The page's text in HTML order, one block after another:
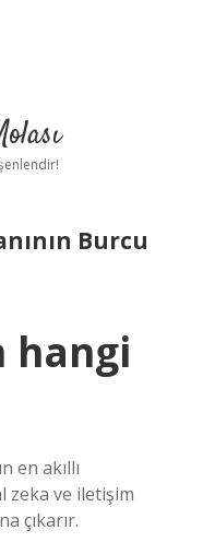
Burcu
hangi
en akıllı
zeka ve iletişim
çıkarır.